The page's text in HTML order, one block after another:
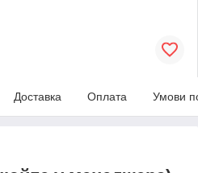
Доставка Оплата Умови